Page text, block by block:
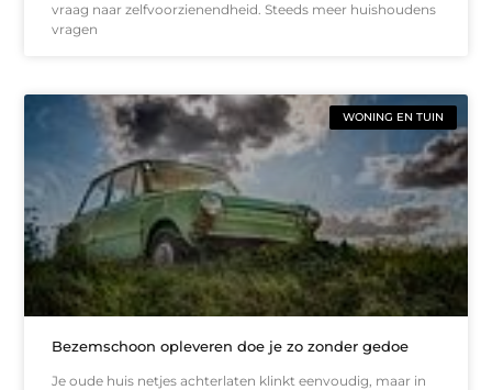
vraag naar zelfvoorzienendheid. Steeds meer huishoudens
vragen
WONING EN TUIN
Bezemschoon opleveren doe je zo zonder gedoe
Je oude huis netjes achterlaten klinkt eenvoudig, maar in